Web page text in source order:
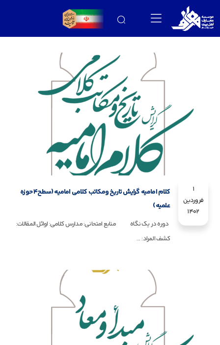
1
فروردین
1402
کلام امامیه گرایش تاریخ ومکاتب کلامی امامیه (سطح۴ حوزه
علمیه)
دوره در یک نگاه منابع امتحانی: مدارس کلامی: اوائل المقالات:
کشف المراد: ...